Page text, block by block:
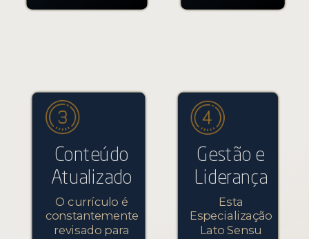
Conteúdo
Atualizado
O currículo é
constantemente
revisado para
Gestão e
Liderança
Esta
Especialização
Lato Sensu